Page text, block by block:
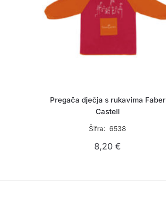
Pregača dječja s rukavima Faber
Castell
Šifra: 6538
8,20€